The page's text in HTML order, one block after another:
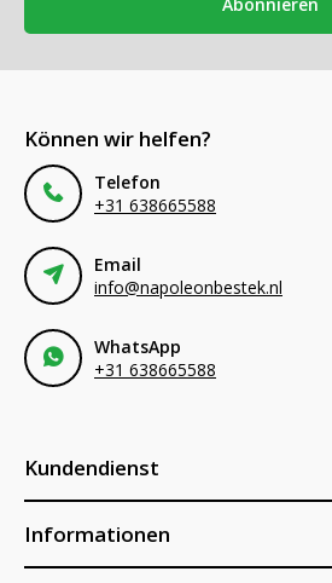
Können wir helfen?
Telefon
+31 638665588
Email
info@napoleonbestek.nl
WhatsApp
+31 638665588
Kundendienst
Informationen